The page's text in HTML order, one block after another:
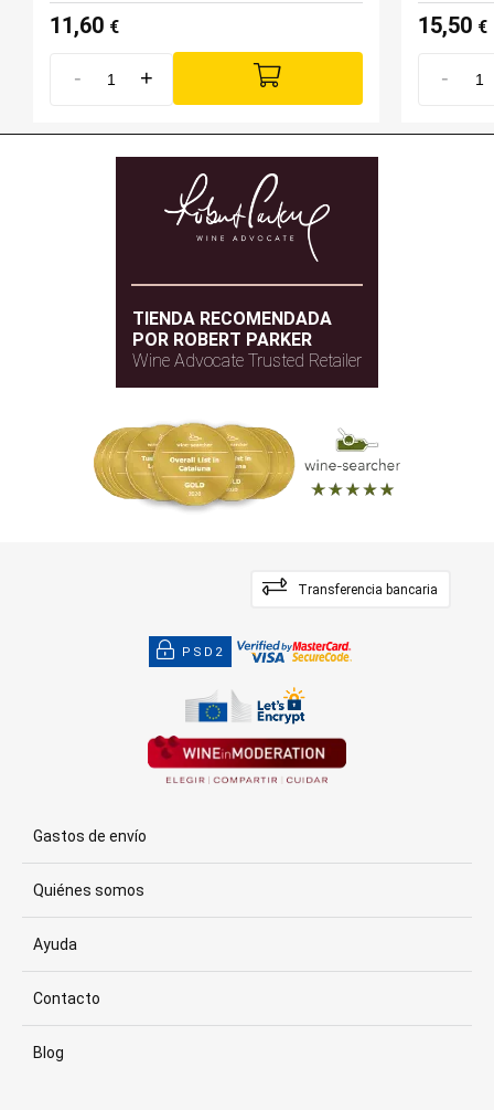
11,60 €
- +
15,50 €
-
TIENDA RECOMENDADA
POR ROBERT PARKER
Wine Advocate Trusted Retailer
Transferencia bancaria
PSD2
Gastos de envío
Quiénes somos
Ayuda
Contacto
Blog